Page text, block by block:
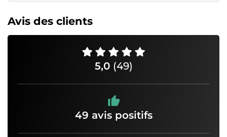
Avis des clients
5,0 (49)
49 avis positifs